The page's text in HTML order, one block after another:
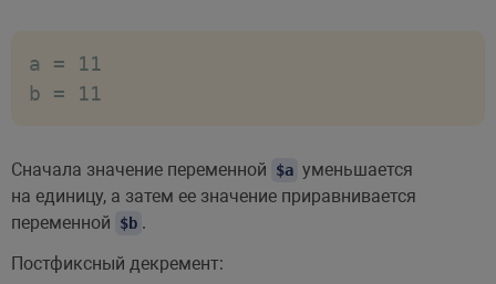
a = 11
Сначала значение переменной $a уменьшается
на единицу, а затем ее значение приравнивается
переменной
$b .
Постфиксный декремент: